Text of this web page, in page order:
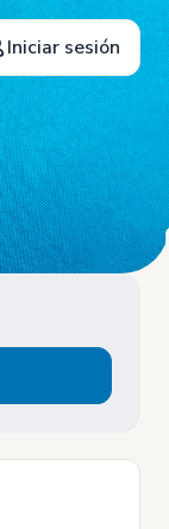
Iniciar sesión